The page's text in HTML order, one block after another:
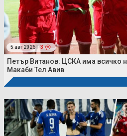
5 авг 2026 | 3
Петър Витанов: ЦСКА има всичко
Макаби Тел Авив